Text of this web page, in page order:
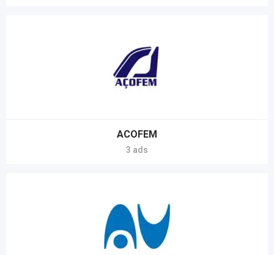
ACOFEM
3 ads